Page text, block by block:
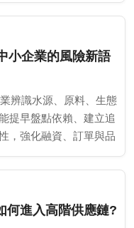
小企業的風險新語
辨識水源、原料、生態
提早盤點依賴、建立追
，強化融資、訂單與品
何進入高階供應鏈?